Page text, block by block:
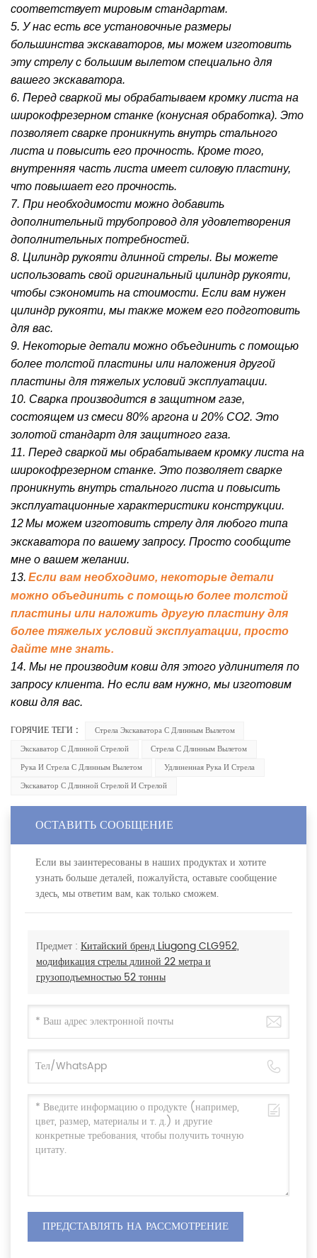
соответствует мировым стандартам.
5. У нас есть все установочные размеры
большинства экскаваторов, мы можем изготовить
эту стрелу с большим вылетом специально для
вашего экскаватора.
6. Перед сваркой мы обрабатываем кромку листа на
широкофрезерном станке (конусная обработка). Это
позволяет сварке проникнуть внутрь стального
листа и повысить его прочность. Кроме того,
внутренняя часть листа имеет силовую пластину,
что повышает его прочность.
7. При необходимости можно добавить
дополнительный трубопровод для удовлетворения
дополнительных потребностей.
8. Цилиндр рукояти длинной стрелы. Вы можете
использовать свой оригинальный цилиндр рукояти,
чтобы сэкономить на стоимости. Если вам нужен
цилиндр рукояти, мы также можем его подготовить
для вас.
9. Некоторые детали можно объединить с помощью
более толстой пластины или наложения другой
пластины для тяжелых условий эксплуатации.
10. Сварка производится в защитном газе,
состоящем из смеси 80% аргона и 20% CO2. Это
золотой стандарт для защитного газа.
11. Перед сваркой мы обрабатываем кромку листа на
широкофрезерном станке. Это позволяет сварке
проникнуть внутрь стального листа и повысить
эксплуатационные характеристики конструкции.
12Мы можем изготовить стрелу для любого типа
экскаватора по вашему запросу. Просто сообщите
мне о вашем желании.
13. Если вам необходимо, некоторые детали
можно объединить с помощью более толстой
пластины или наложить другую пластину для
более тяжелых условий эксплуатации, просто
дайте мне знать.
14. Мы не производим ковш для этого удлинителя по
запросу клиента. Но если вам нужно, мы изготовим
ковш для вас.
ГОРЯЧИЕ ТЕГИ :
Стрела Экскаватора С Длинным Вылетом
Экскаватор С Длинной Стрелой
Стрела С Длинным Вылетом
Рука И Стрела С Длинным Вылетом
Удлиненная Рука И Стрела
Экскаватор С Длинной Стрелой И Стрелой
ОСТАВИТЬ СООБЩЕНИЕ
Если вы заинтересованы в наших продуктах и хотите
узнать больше деталей, пожалуйста, оставьте сообщение
здесь, мы ответим вам, как только сможем.
Предмет : Китайский бренд Liugong CLG952,
модификация стрелы длиной 22 метра и
грузоподъемностью 52 тонны
ПРЕДСТАВЛЯТЬ НА РАССМОТРЕНИЕ